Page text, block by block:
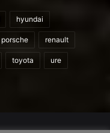
hyundai
porsche renault
toyota ure